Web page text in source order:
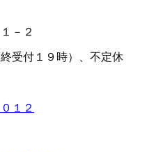
－２
受付１９時）、不定休
１２